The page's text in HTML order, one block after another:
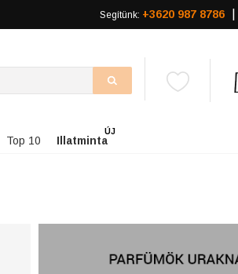
Segítünk: +3620 987 8786
Top 10 Illatminta
ÚJ